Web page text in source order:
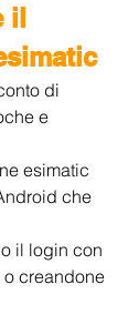
il
di
e
esimatic
che
il login con
creandone